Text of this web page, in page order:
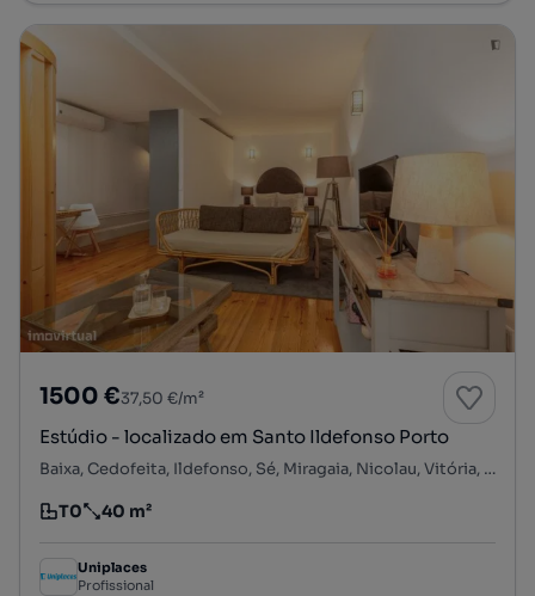
1500 €37,50 €/m²
Estúdio - localizado em Santo Ildefonso Porto
Baixa, Cedofeita, Ildefonso, Sé, Miragaia, Nicolau, Vitória, Porto, Porto
Tipologia
T0
Preço por metro quadrado
40 m²
Uniplaces
Profissional